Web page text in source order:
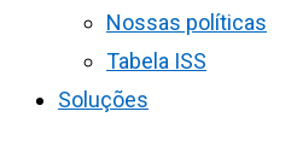
Nossas políticas
Tabela ISS
Soluções